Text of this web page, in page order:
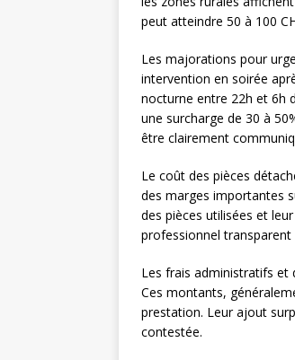
peut atteindre 50 à 100
Les majorations pour
intervention en soirée
nocturne entre 22h et 6h
une surcharge de 30 à
être clairement
Le coût des pièces
des marges importantes
des pièces utilisées et
professionnel transparent
Les frais administratifs et
Ces montants,
prestation. Leur ajout
contestée.